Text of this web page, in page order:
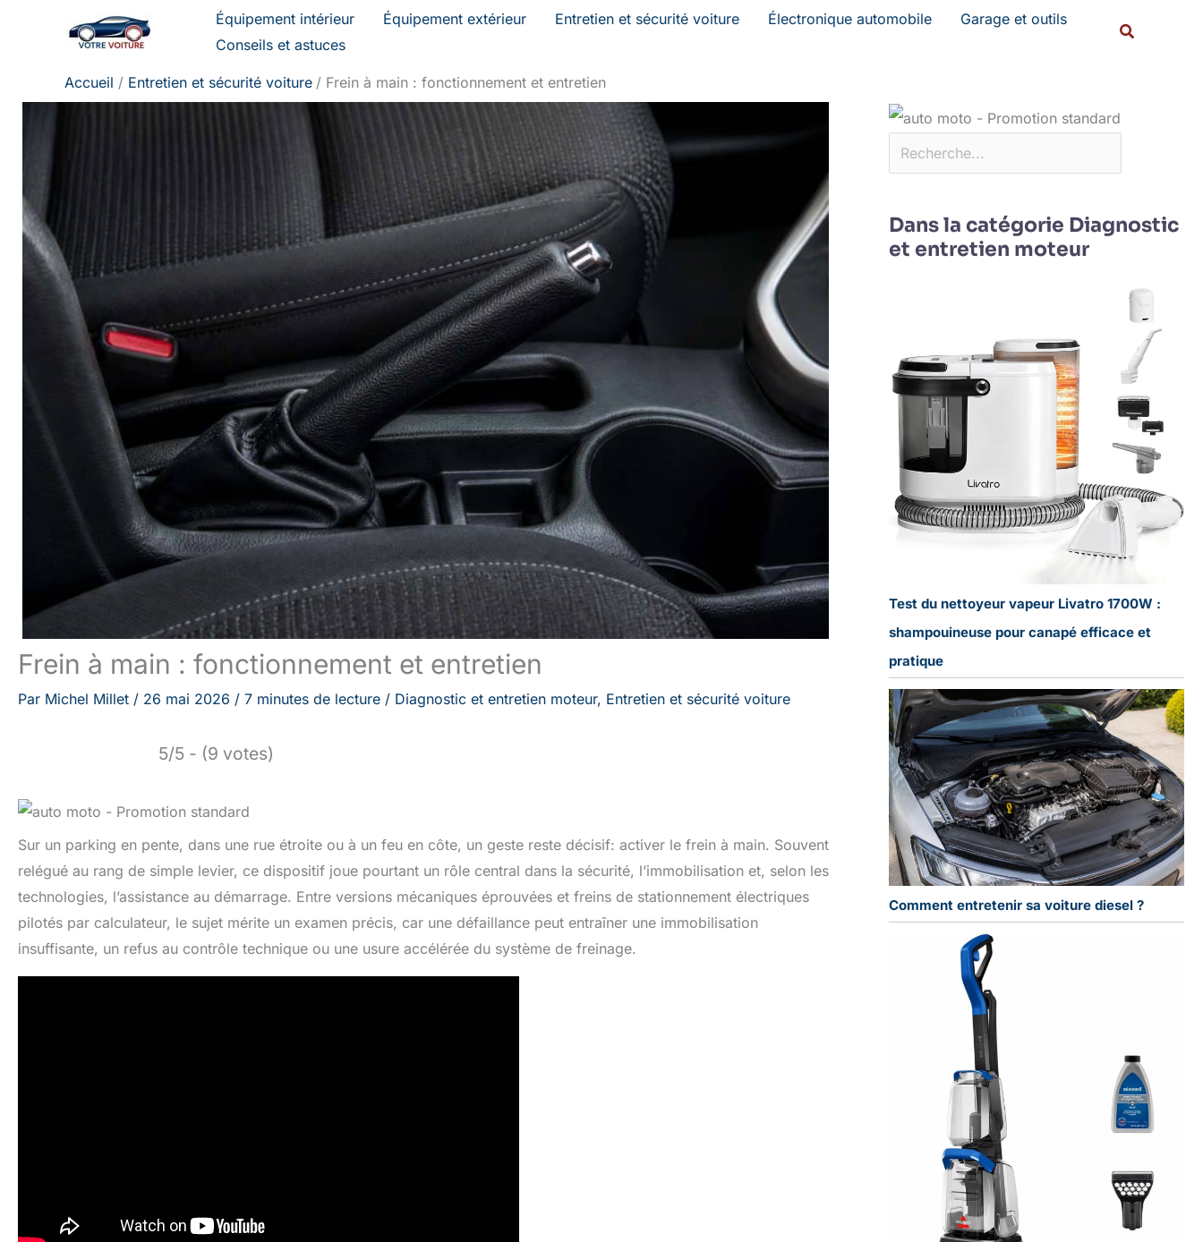
Équipement intérieur Équipement extérieur Entretien et sécurité voiture Électronique automobile
Garage et outils
Conseils et astuces
Accueil Entretien et sécurité voiture Frein à main : fonctionnement et entretien
Frein à main : fonctionnement et entretien
Par Michel Millet / 26 mai 2026 / 7 minutes de lecture / Diagnostic et entretien moteur, Entretien et sécurité voiture
5/5 - (9 votes)
Sur un parking en pente, dans une rue étroite ou à un feu en côte, un geste reste décisif: activer le frein à main. Souvent
relégué au rang de simple levier, ce dispositif joue pourtant un rôle central dans la sécurité, l’immobilisation et, selon les
technologies, l’assistance au démarrage. Entre versions mécaniques éprouvées et freins de stationnement électriques
pilotés par calculateur, le sujet mérite un examen précis, car une défaillance peut entraîner une immobilisation
insuffisante, un refus au contrôle technique ou une usure accélérée du système de freinage.
Rechercher
Dans la catégorie Diagnostic
et entretien moteur
Test du nettoyeur vapeur Livatro 1700W :
shampouineuse pour canapé efficace et
pratique
Comment entretenir sa voiture diesel ?